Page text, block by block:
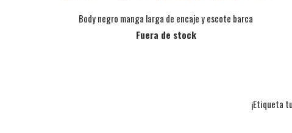
Body negro manga larga de encaje y escote barca
Fuera de stock
¡Etiqueta